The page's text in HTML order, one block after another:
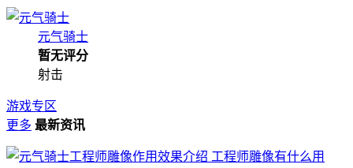
元气骑士
暂无评分
射击
游戏专区
更多 最新资讯